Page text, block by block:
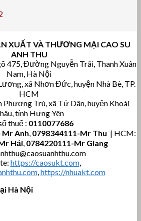
XUẤT VÀ THƯƠNG MẠI CAO SU
ANH THU
475, Đường Nguyễn Trãi, Thanh Xuân
Nam, Hà Nội
xã Nhơn Đức, huyện Nhà Bè, TP.
HCM
Phương Trù, xã Tứ Dân, huyện Khoái
tỉnh Hưng Yên
thuế : 0110077686
-Mr Anh, 0798344111-Mr Thu | HCM:
Hải, 0784220111-Mr Giang
https://caosukt.com,
,https://nhuakt.com
Hà Nội